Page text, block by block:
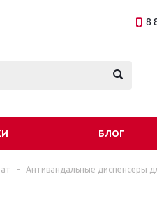
8
БЛОГ
- Антивандальные диспенсеры